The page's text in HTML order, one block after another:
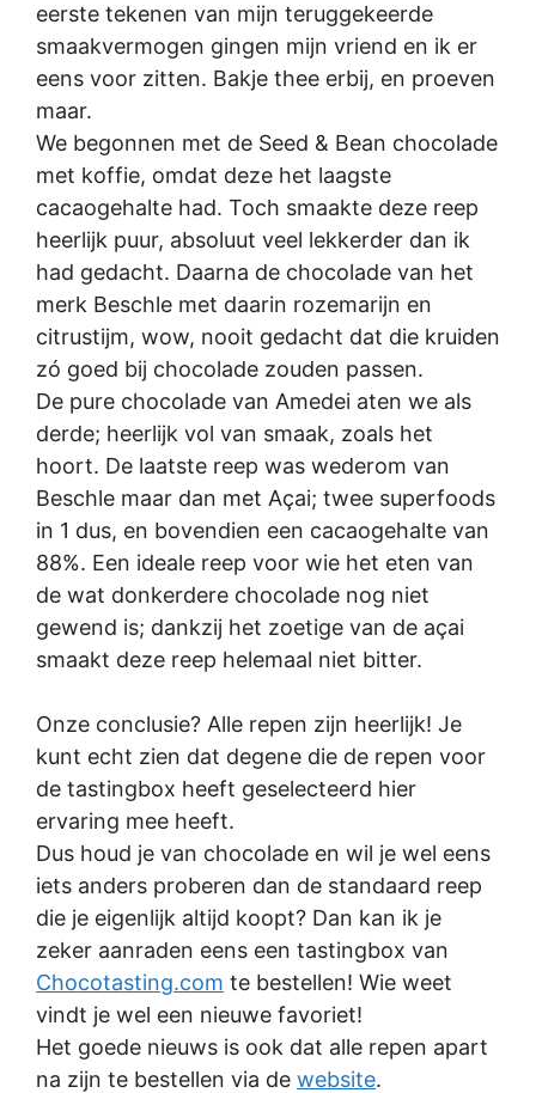
eerste tekenen van mijn teruggekeerde
smaakvermogen gingen mijn vriend en ik er
eens voor zitten. Bakje thee erbij, en proeven
maar.
We begonnen met de Seed & Bean chocolade
met koffie, omdat deze het laagste
cacaogehalte had. Toch smaakte deze reep
heerlijk puur, absoluut veel lekkerder dan ik
had gedacht. Daarna de chocolade van het
merk Beschle met daarin rozemarijn en
citrustijm, wow, nooit gedacht dat die kruiden
zó goed bij chocolade zouden passen.
De pure chocolade van Amedei aten we als
derde; heerlijk vol van smaak, zoals het
hoort. De laatste reep was wederom van
Beschle maar dan met Açai; twee superfoods
in 1 dus, en bovendien een cacaogehalte van
88%. Een ideale reep voor wie het eten van
de wat donkerdere chocolade nog niet
gewend is; dankzij het zoetige van de açai
smaakt deze reep helemaal niet bitter.
Onze conclusie? Alle repen zijn heerlijk! Je
kunt echt zien dat degene die de repen voor
de tastingbox heeft geselecteerd hier
ervaring mee heeft.
Dus houd je van chocolade en wil je wel eens
iets anders proberen dan de standaard reep
die je eigenlijk altijd koopt? Dan kan ik je
zeker aanraden eens een tastingbox van
Chocotasting.com te bestellen! Wie weet
vindt je wel een nieuwe favoriet!
Het goede nieuws is ook dat alle repen apart
na zijn te bestellen via de website.